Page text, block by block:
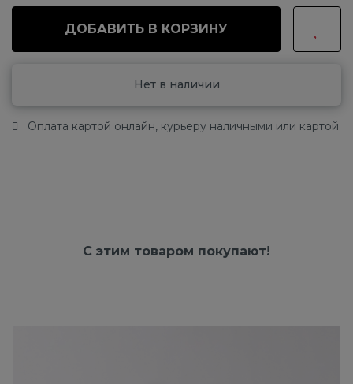
ДОБАВИТЬ В КОРЗИНУ
Нет в наличии
Оплата картой онлайн, курьеру наличными или картой
С этим товаром покупают!